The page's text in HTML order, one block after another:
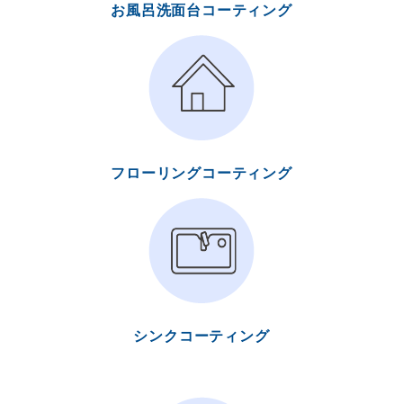
お風呂洗面台コーティング
フローリングコーティング
シンクコーティング